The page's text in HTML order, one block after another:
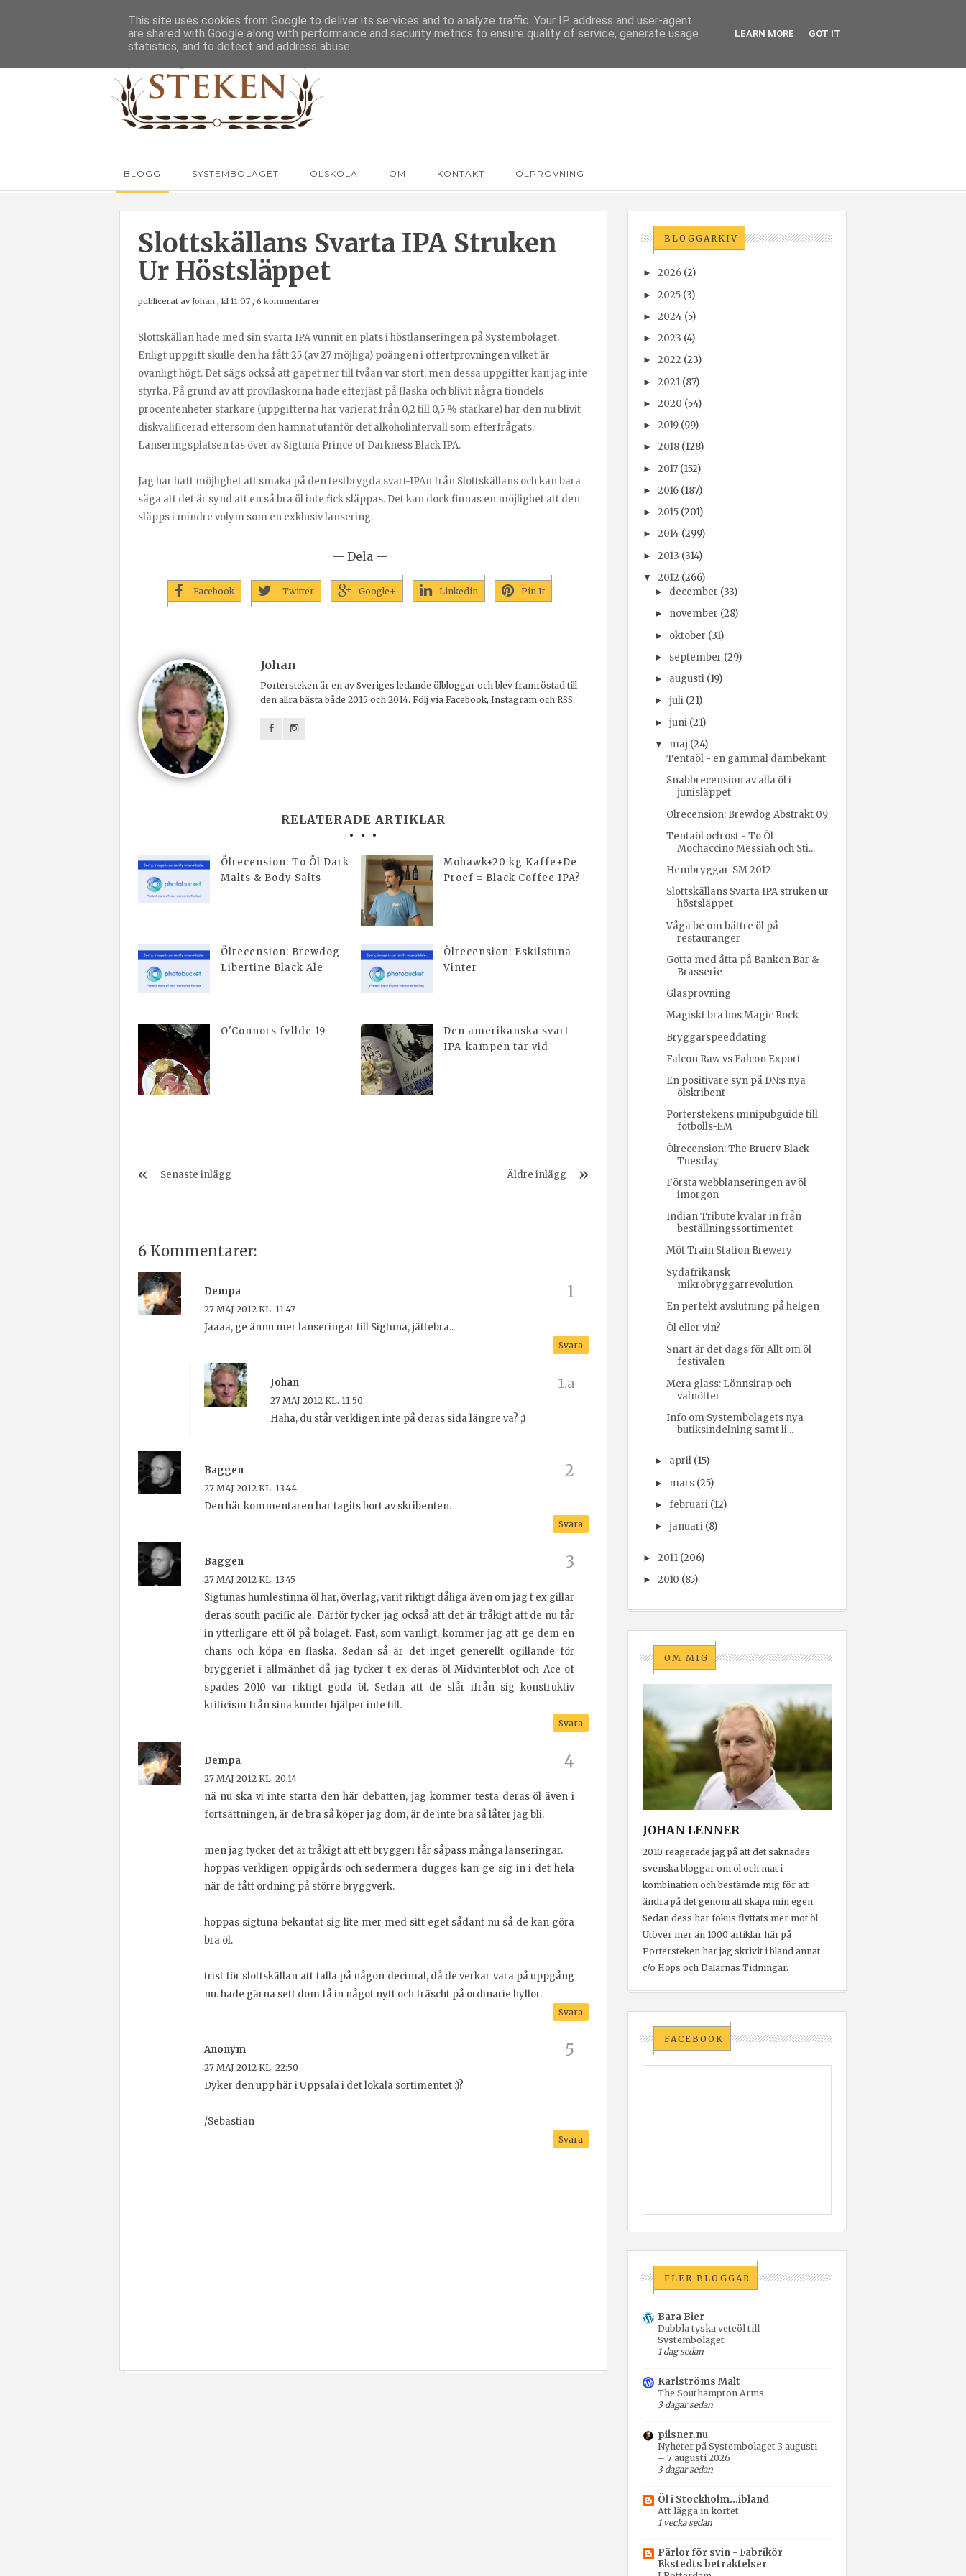
BLOGG SYSTEMBOLAGET ÖLSKOLA OM KONTAKT ÖLPROVNING
Slottskällans Svarta IPA Struken
Ur Höstsläppet
publicerat avJohan , kl 11:07 , 6 kommentarer
Slottskällan hade med sin svarta IPA vunnit en plats i höstlanseringen på Systembolaget.
Enligt uppgift skulle den ha fått 25 (av 27 möjliga) poängen i offertprovningenvilket är
ovanligt högt. Det sägs också att gapet ner till tvåan var stort, men dessa uppgifter kan jag inte
styrka. På grund av att provflaskorna hade efterjäst på flaska och blivit några tiondels
procentenheter starkare (uppgifterna har varierat från 0,2 till 0,5 % starkare) har den nu blivit
diskvalificerad eftersom den hamnat utanför det alkoholintervall som efterfrågats.
Lanseringsplatsen tas över av Sigtuna Prince of Darkness Black IPA.
Jag har haft möjlighet att smaka på den testbrygda svart-IPAn från Slottskällans och kan bara
säga att det är synd att en så bra öl inte fick släppas. Det kan dock finnas en möjlighet att den
släpps i mindre volym som en exklusiv lansering.
— Dela —
Facebook Twitter Google+ Linkedin Pin It
Johan
Portersteken är en av Sveriges ledande ölbloggar och blev framröstad till
den allra bästa både 2015 och 2014. Följ via Facebook, Instagram och RSS.
RELATERADE ARTIKLAR
Ölrecension: To Öl Dark
Malts & Body Salts
Mohawk+20 kg Kaffe+De
Proef = Black Coffee IPA?
Ölrecension: Brewdog
Libertine Black Ale
Ölrecension: Eskilstuna
Vinter
O'Connors fyllde 19
Den amerikanska svart-
IPA-kampen tar vid
Senaste inlägg Äldre inlägg
6 Kommentarer:
Dempa
27 MAJ 2012 KL. 11:47
Jaaaa, ge ännu mer lanseringar till Sigtuna, jättebra..
Svara
Johan
27 MAJ 2012 KL. 11:50
Haha, du står verkligen inte på deras sida längre va? ;)
Baggen
27 MAJ 2012 KL. 13:44
Den här kommentaren har tagits bort av skribenten.
Svara
Baggen
27 MAJ 2012 KL. 13:45
Sigtunas humlestinna öl har, överlag, varit riktigt dåliga även om jag t ex gillar
deras south pacific ale. Därför tycker jag också att det är tråkigt att de nu får
in ytterligare ett öl på bolaget. Fast, som vanligt, kommer jag att ge dem en
chans och köpa en flaska. Sedan så är det inget generellt ogillande för
bryggeriet i allmänhet då jag tycker t ex deras öl Midvinterblot och Ace of
spades 2010 var riktigt goda öl. Sedan att de slår ifrån sig konstruktiv
kriticism från sina kunder hjälper inte till.
Svara
Dempa
27 MAJ 2012 KL. 20:14
nä nu ska vi inte starta den här debatten, jag kommer testa deras öl även i
fortsättningen, är de bra så köper jag dom, är de inte bra så låter jag bli.
men jag tycker det är tråkigt att ett bryggeri får såpass många lanseringar.
hoppas verkligen oppigårds och sedermera dugges kan ge sig in i det hela
när de fått ordning på större bryggverk.
hoppas sigtuna bekantat sig lite mer med sitt eget sådant nu så de kan göra
bra öl.
trist för slottskällan att falla på någon decimal, då de verkar vara på uppgång
nu. hade gärna sett dom få in något nytt och fräscht på ordinarie hyllor.
Svara
Anonym
27 MAJ 2012 KL. 22:50
Dyker den upp här i Uppsala i det lokala sortimentet :)?
/Sebastian
Svara
BLOGGARKIV
►2026 (2)
►2025 (3)
►2024 (5)
►2023 (4)
►2022 (23)
►2021 (87)
►2020 (54)
►2019 (99)
►2018 (128)
►2017 (152)
►2016 (187)
►2015 (201)
►2014 (299)
►2013 (314)
▼ 2012 (266)
► december (33)
► november (28)
► oktober (31)
► september (29)
► augusti (19)
► juli (21)
► juni (21)
▼ maj (24)
Tentaöl - en gammal dambekant
Snabbrecension av alla öl i
junisläppet
Ölrecension: Brewdog Abstrakt 09
Tentaöl och ost - To Öl
Mochaccino Messiah och Sti...
Hembryggar-SM 2012
Slottskällans Svarta IPA struken ur
höstsläppet
Våga be om bättre öl på
restauranger
Gotta med åtta på Banken Bar &
Brasserie
Glasprovning
Magiskt bra hos Magic Rock
Bryggarspeeddating
Falcon Raw vs Falcon Export
En positivare syn på DN:s nya
ölskribent
Porterstekens minipubguide till
fotbolls-EM
Ölrecension: The Bruery Black
Tuesday
Första webblanseringen av öl
imorgon
Indian Tribute kvalar in från
beställningssortimentet
Möt Train Station Brewery
Sydafrikansk
mikrobryggarrevolution
En perfekt avslutning på helgen
Öl eller vin?
Snart är det dags för Allt om öl
festivalen
Mera glass: Lönnsirap och
valnötter
Info om Systembolagets nya
butiksindelning samt li...
► april (15)
► mars (25)
► februari (12)
► januari (8)
►2011 (206)
►2010 (85)
OM MIG
JOHAN LENNER
2010 reagerade jag på att det saknades
svenska bloggar om öl och mat i
kombination och bestämde mig för att
ändra på det genom att skapa min egen.
Sedan dess har fokus flyttats mer mot öl.
Utöver mer än 1000 artiklar här på
Portersteken har jag skrivit i bland annat
c/o Hops och Dalarnas Tidningar.
FACEBOOK
FLER BLOGGAR
Bara Bier
Dubbla tyska veteöl till
Systembolaget
1 dag sedan
Karlströms Malt
The Southampton Arms
3 dagar sedan
pilsner.nu
Nyheter på Systembolaget 3 augusti
– 7 augusti 2026
3 dagar sedan
Öl i Stockholm...ibland
Att lägga in kortet
1 vecka sedan
Pärlor för svin - Fabrikör
Ekstedts betraktelser
This site uses cookies from Google to deliver its services and to analyze traffic. Your IP address and user-agent
are shared with Google along with performance and security metrics to ensure quality of service, generate usage
statistics, and to detect and address abuse.
LEARN MORE GOT IT